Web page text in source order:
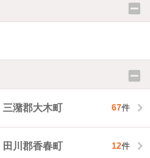
三潴郡大木町 67件
田川郡香春町 12件